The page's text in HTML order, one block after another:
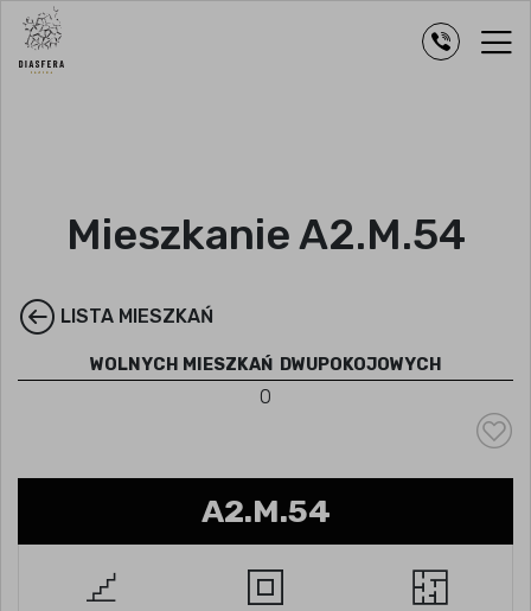
Mieszkanie A2.M.54
LISTA MIESZKAŃ
WOLNYCH MIESZKAŃ DWUPOKOJOWYCH
0
A2.M.54